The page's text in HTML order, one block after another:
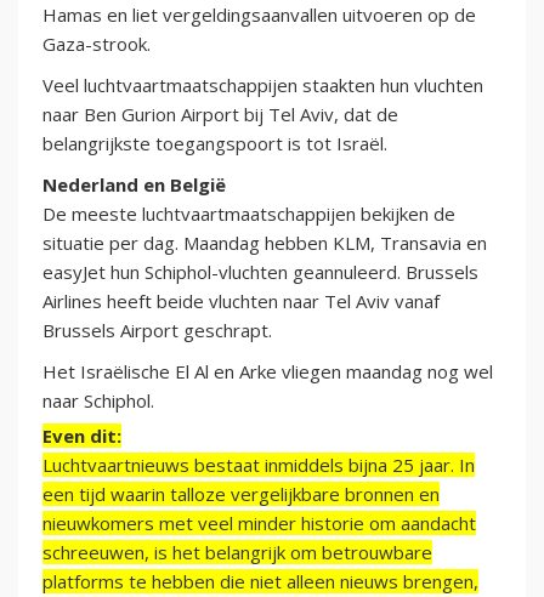
Hamas en liet vergeldingsaanvallen uitvoeren op de
Gaza-strook.
Veel luchtvaartmaatschappijen staakten hun vluchten
naar Ben Gurion Airport bij Tel Aviv, dat de
belangrijkste toegangspoort is tot Israël.
Nederland en België
De meeste luchtvaartmaatschappijen bekijken de
situatie per dag. Maandag hebben KLM, Transavia en
easyJet hun Schiphol-vluchten geannuleerd. Brussels
Airlines heeft beide vluchten naar Tel Aviv vanaf
Brussels Airport geschrapt.
Het Israëlische El Al en Arke vliegen maandag nog wel
naar Schiphol.
Even dit:
Luchtvaartnieuws bestaat inmiddels bijna 25 jaar. In
een tijd waarin talloze vergelijkbare bronnen en
nieuwkomers met veel minder historie om aandacht
schreeuwen, is het belangrijk om betrouwbare
platforms te hebben die niet alleen nieuws brengen,